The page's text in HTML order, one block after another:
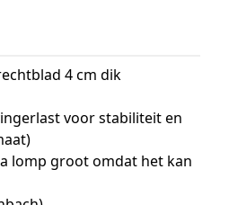
4 cm dik
voor stabiliteit en
lomp groot omdat het kan